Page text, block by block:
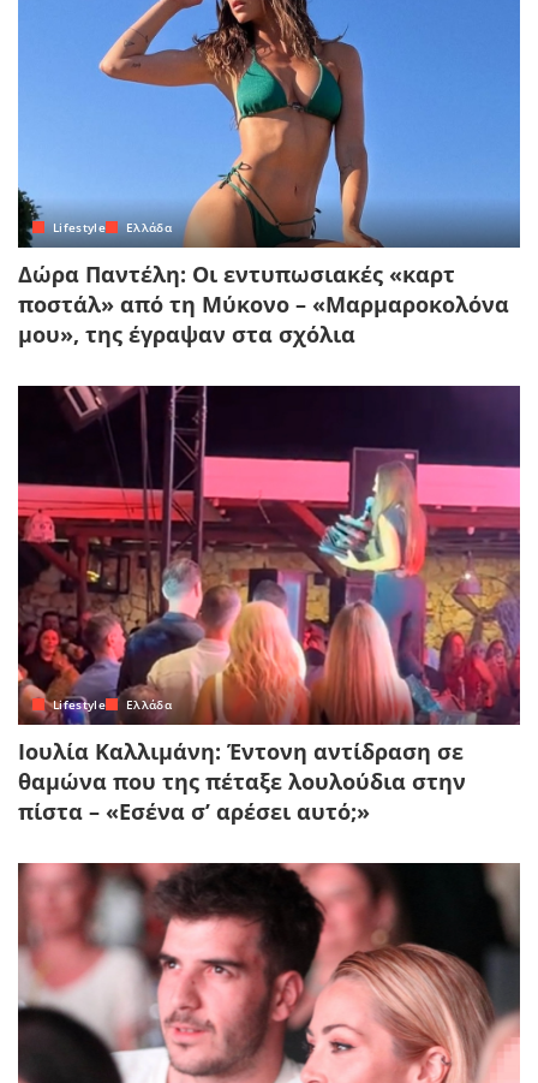
Lifestyle Ελλάδα
Δώρα Παντέλη: Οι εντυπωσιακές «καρτ
ποστάλ» από τη Μύκονο – «Μαρμαροκολόνα
μου», της έγραψαν στα σχόλια
Lifestyle Ελλάδα
Ιουλία Καλλιμάνη: Έντονη αντίδραση σε
θαμώνα που της πέταξε λουλούδια στην
πίστα – «Εσένα σ’ αρέσει αυτό;»